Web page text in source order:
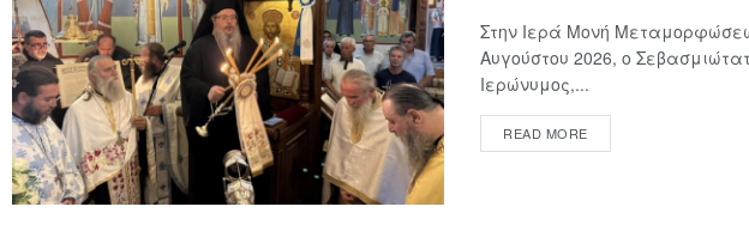
Στην Ιερά Μονή
Αυγούστου 2026, ο
Ιερώνυμος,...
READ MORE